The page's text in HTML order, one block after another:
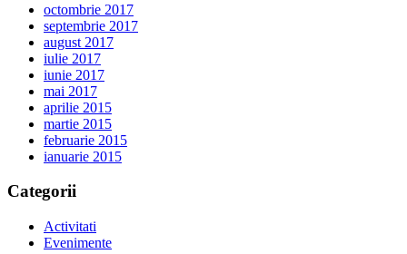
octombrie 2017
septembrie 2017
august 2017
iulie 2017
iunie 2017
mai 2017
aprilie 2015
martie 2015
februarie 2015
ianuarie 2015
Categorii
Activitati
Evenimente